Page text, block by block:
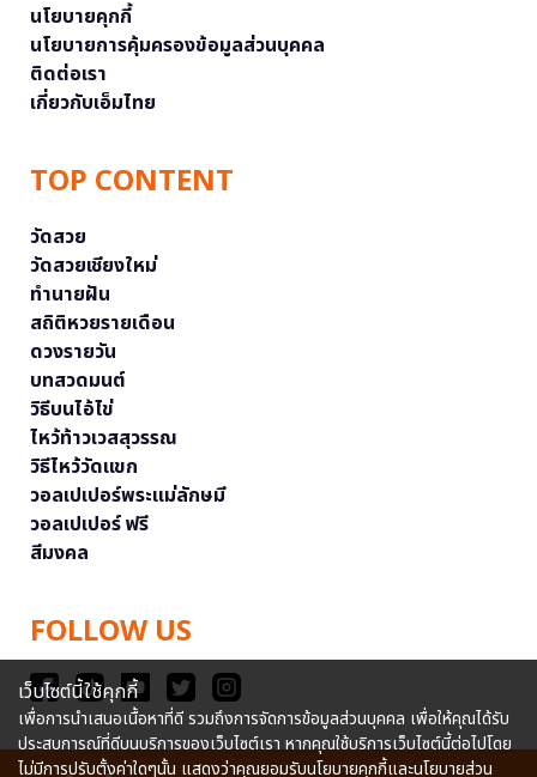
นโยบายคุกกี้
นโยบายการคุ้มครองข้อมูลส่วนบุคคล
ติดต่อเรา
เกี่ยวกับเอ็มไทย
TOP CONTENT
วัดสวย
วัดสวยเชียงใหม่
ทำนายฝัน
สถิติหวยรายเดือน
ดวงรายวัน
บทสวดมนต์
วิธีบนไอ้ไข่
ไหว้ท้าวเวสสุวรรณ
วิธีไหว้วัดแขก
วอลเปเปอร์พระแม่ลักษมี
วอลเปเปอร์ ฟรี
สีมงคล
FOLLOW US
เว็บไซต์นี้ใช้คุกกี้
เพื่อการนำเสนอเนื้อหาที่ดี รวมถึงการจัดการข้อมูลส่วนบุคคล เพื่อให้คุณได้รับ
ประสบการณ์ที่ดีบนบริการของเว็บไซต์เรา หากคุณใช้บริการเว็บไซต์นี้ต่อไปโดย
ไม่มีการปรับตั้งค่าใดๆนั้น แสดงว่าคุณยอมรับนโยบายคุกกี้และนโยบายส่วน